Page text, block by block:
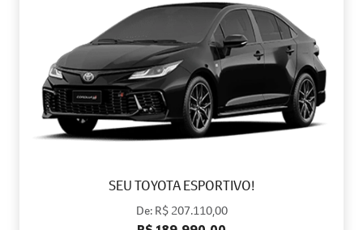
SEU TOYOTA ESPORTIVO!
De: R$ 207.110,00